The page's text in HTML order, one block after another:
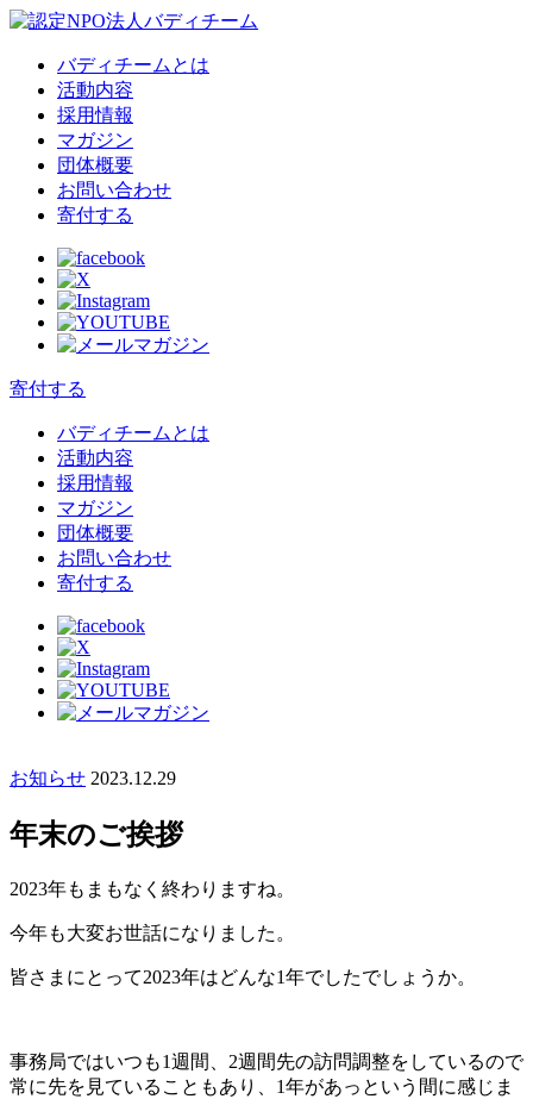
バディチームとは
活動内容
採用情報
マガジン
団体概要
お問い合わせ
寄付する
寄付する
バディチームとは
活動内容
採用情報
マガジン
団体概要
お問い合わせ
寄付する
お知らせ 2023.12.29
年末のご挨拶
2023年もまもなく終わりますね。
今年も大変お世話になりました。
皆さまにとって2023年はどんな1年でしたでしょうか。
事務局ではいつも1週間、2週間先の訪問調整をしているので
常に先を見ていることもあり、1年があっという間に感じま